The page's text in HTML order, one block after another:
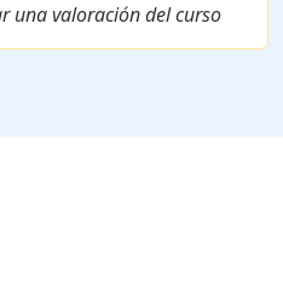
una valoración del curso